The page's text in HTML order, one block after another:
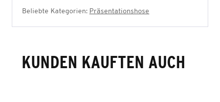
Beliebte Kategorien: Präsentationshose
KUNDEN KAUFTEN AUCH